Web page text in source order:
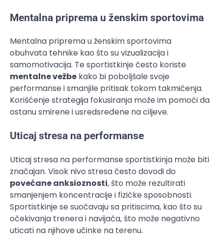
Mentalna priprema u ženskim sportovima
Mentalna priprema u ženskim sportovima
obuhvata tehnike kao što su vizualizacija i
samomotivacija. Te sportistkinje često koriste
mentalne vežbe kako bi poboljšale svoje
performanse i smanjile pritisak tokom takmičenja.
Korišćenje strategija fokusiranja može im pomoći da
ostanu smirene i usredsređene na ciljeve.
Uticaj stresa na performanse
Uticaj stresa na performanse sportistkinja može biti
značajan. Visok nivo stresa često dovodi do
povećane anksioznosti, što može rezultirati
smanjenjem koncentracije i fizičke sposobnosti.
Sportistkinje se suočavaju sa pritiscima, kao što su
očekivanja trenera i navijača, što može negativno
uticati na njihove učinke na terenu.